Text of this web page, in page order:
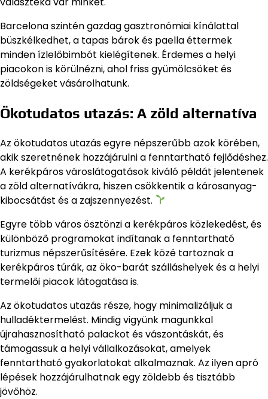
Barcelona szintén gazdag gasztronómiai kínálattal
büszkélkedhet, a tapas bárok és paella éttermek
minden ízlelőbimbót kielégítenek. Érdemes a helyi
piacokon is körülnézni, ahol friss gyümölcsöket és
zöldségeket vásárolhatunk.
Ökotudatos utazás: A zöld alternatíva
Az ökotudatos utazás egyre népszerűbb azok körében,
akik szeretnének hozzájárulni a fenntartható fejlődéshez.
A kerékpáros városlátogatások kiváló példát jelentenek
a zöld alternatívákra, hiszen csökkentik a károsanyag-
kibocsátást és a zajszennyezést.
Egyre több város ösztönzi a kerékpáros közlekedést, és
különböző programokat indítanak a fenntartható
turizmus népszerűsítésére. Ezek közé tartoznak a
kerékpáros túrák, az öko-barát szálláshelyek és a helyi
termelői piacok látogatása is.
Az ökotudatos utazás része, hogy minimalizáljuk a
hulladéktermelést. Mindig vigyünk magunkkal
újrahasznosítható palackot és vászontáskát, és
támogassuk a helyi vállalkozásokat, amelyek
fenntartható gyakorlatokat alkalmaznak. Az ilyen apró
lépések hozzájárulhatnak egy zöldebb és tisztább
jövőhöz.